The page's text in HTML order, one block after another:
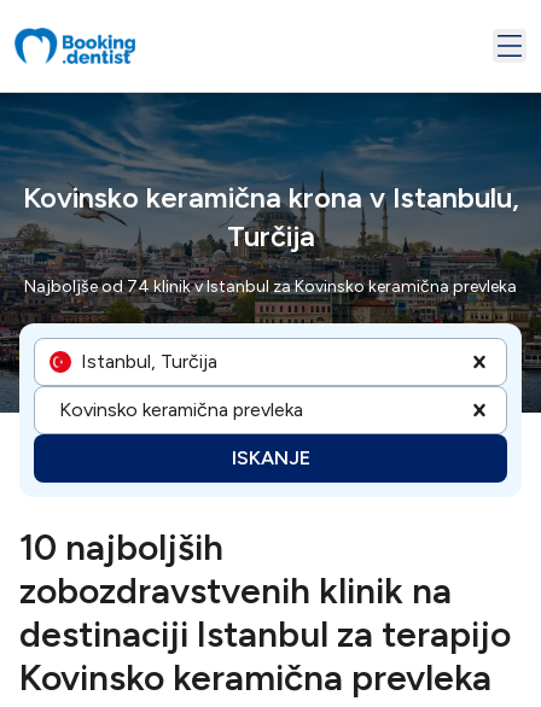
Kovinsko keramična krona v Istanbulu,
Turčija
Najboljše od 74 klinik v Istanbul za Kovinsko keramična prevleka
Istanbul, Turčija
Kovinsko keramična prevleka
ISKANJE
10 najboljših
zobozdravstvenih klinik na
destinaciji Istanbul za terapijo
Kovinsko keramična prevleka